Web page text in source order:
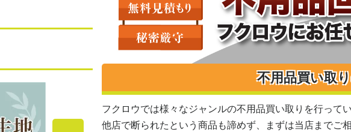
不用品買い取
フクロウでは様々なジャンルの不用品買い取りを行って
他店で断られたという商品も諦めず、まずは当店までご